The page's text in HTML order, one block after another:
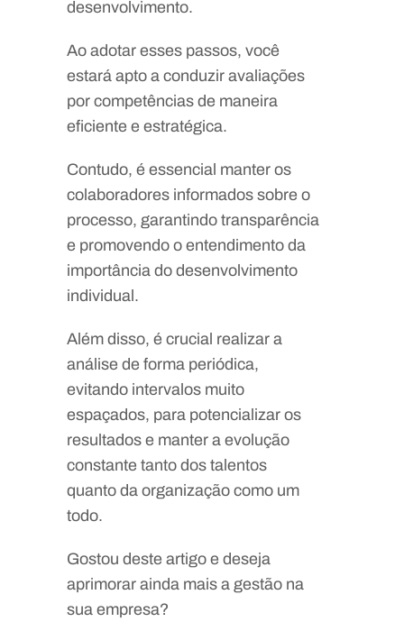
desenvolvimento.
Ao adotar esses passos, você
estará apto a conduzir avaliações
por competências de maneira
eficiente e estratégica.
Contudo, é essencial manter os
colaboradores informados sobre o
processo, garantindo transparência
e promovendo o entendimento da
importância do desenvolvimento
individual.
Além disso, é crucial realizar a
análise de forma periódica,
evitando intervalos muito
espaçados, para potencializar os
resultados e manter a evolução
constante tanto dos talentos
quanto da organização como um
todo.
Gostou deste artigo e deseja
aprimorar ainda mais a gestão na
sua empresa?